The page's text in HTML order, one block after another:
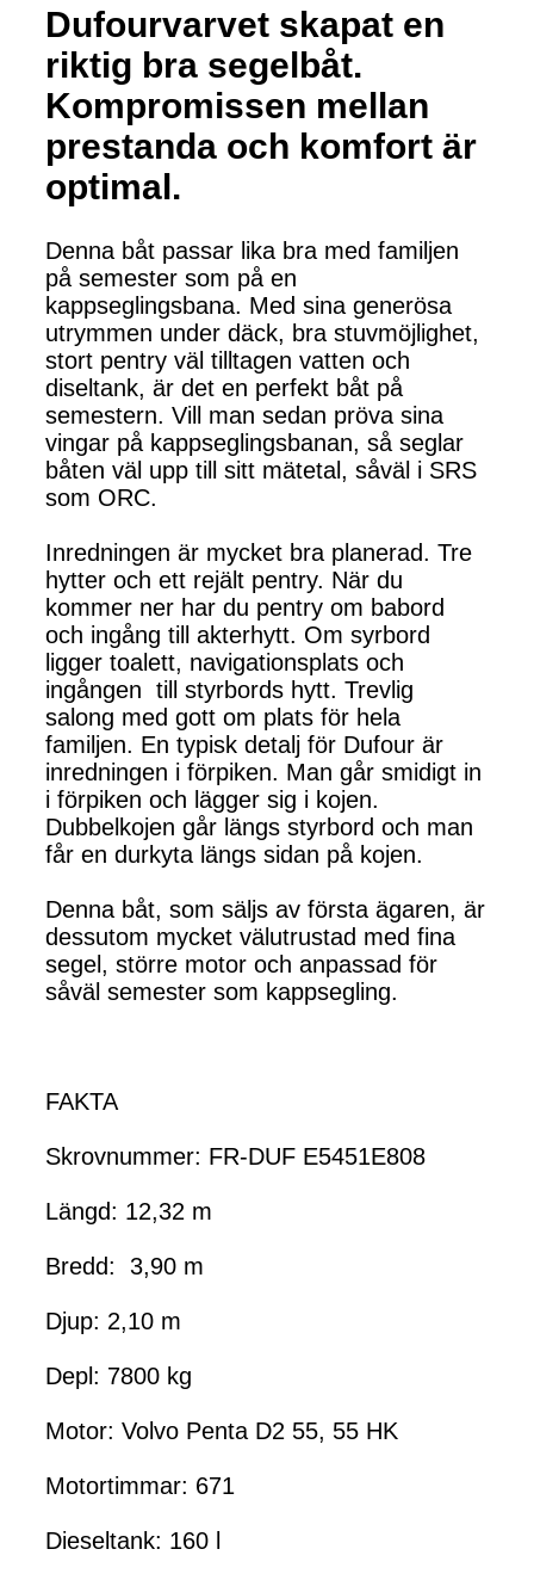
Dufourvarvet skapat en
riktig bra segelbåt.
Kompromissen mellan
prestanda och komfort är
optimal.
Denna båt passar lika bra med familjen
på semester som på en
kappseglingsbana. Med sina generösa
utrymmen under däck, bra stuvmöjlighet,
stort pentry väl tilltagen vatten och
diseltank, är det en perfekt båt på
semestern. Vill man sedan pröva sina
vingar på kappseglingsbanan, så seglar
båten väl upp till sitt mätetal, såväl i SRS
som ORC.
Inredningen är mycket bra planerad. Tre
hytter och ett rejält pentry. När du
kommer ner har du pentry om babord
och ingång till akterhytt. Om syrbord
ligger toalett, navigationsplats och
ingången till styrbords hytt. Trevlig
salong med gott om plats för hela
familjen. En typisk detalj för Dufour är
inredningen i förpiken. Man går smidigt in
i förpiken och lägger sig i kojen.
Dubbelkojen går längs styrbord och man
får en durkyta längs sidan på kojen.
Denna båt, som säljs av första ägaren, är
dessutom mycket välutrustad med fina
segel, större motor och anpassad för
såväl semester som kappsegling.
FAKTA
Skrovnummer: FR-DUF E5451E808
Längd: 12,32 m
Bredd: 3,90 m
Djup: 2,10 m
Depl: 7800 kg
Motor: Volvo Penta D2 55, 55 HK
Motortimmar: 671
Dieseltank: 160 l